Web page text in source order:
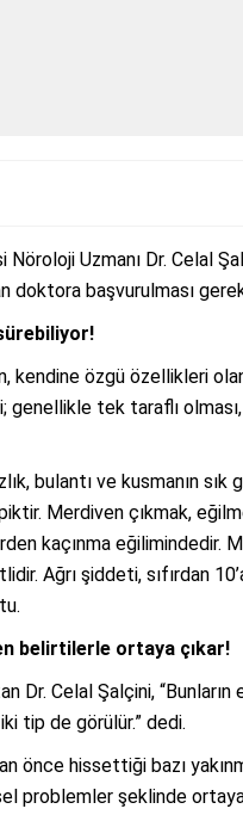
Uzmanı Dr. Celal
doktora başvurulması
kendine özgü özellikleri
genellikle tek taraflı
bulantı ve kusmanın
Merdiven çıkmak,
kaçınma eğilimindedir.
Ağrı şiddeti, sıfırdan
belirtilerle ortaya çıkar!
Celal Şalçini, “Bunların
tip de görülür.” dedi.
önce hissettiği bazı
problemler şeklinde